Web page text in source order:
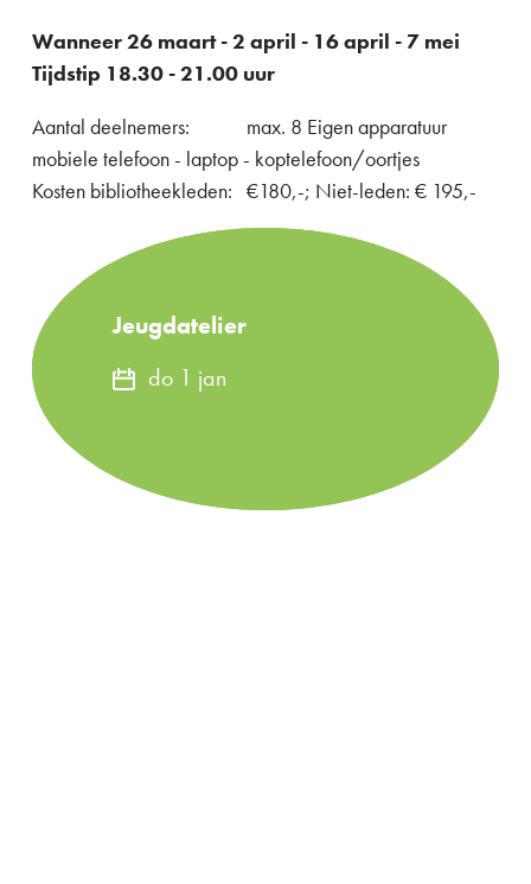
Wanneer 26 maart - 2 april - 16 april - 7 mei
Tijdstip 18.30 - 21.00 uur
Aantal deelnemers: max. 8 Eigen apparatuur
mobiele telefoon - laptop - koptelefoon/oortjes
Kosten bibliotheekleden: €180,-; Niet-leden: € 195,-
Jeugdatelier
do 1 jan